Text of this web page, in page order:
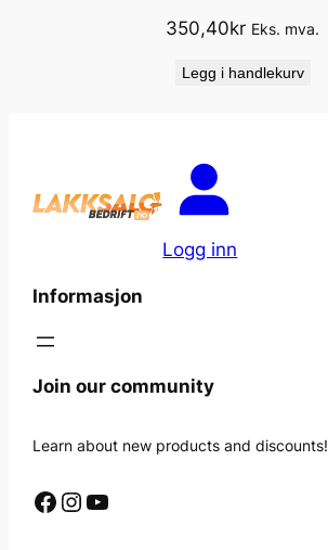
350,40kr Eks. mva.
Legg i handlekurv
Logg inn
Informasjon
Join our community
Learn about new products and discounts!
Facebook InstagramYouTube